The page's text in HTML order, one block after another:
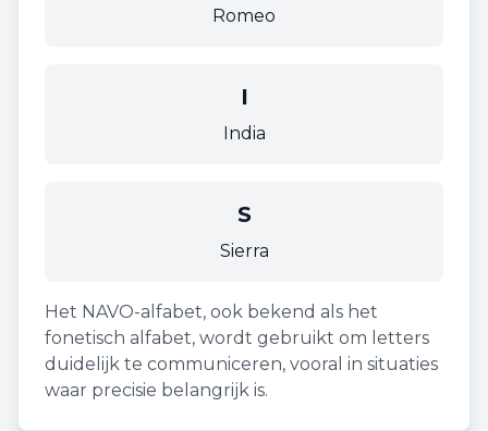
Romeo
I
India
S
Sierra
Het NAVO-alfabet, ook bekend als het
fonetisch alfabet, wordt gebruikt om letters
duidelijk te communiceren, vooral in situaties
waar precisie belangrijk is.